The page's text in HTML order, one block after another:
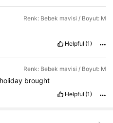
Renk: Bebek mavisi / Boyut: M
Helpful (1)
Renk: Bebek mavisi / Boyut: M
holiday brought
Helpful (1)